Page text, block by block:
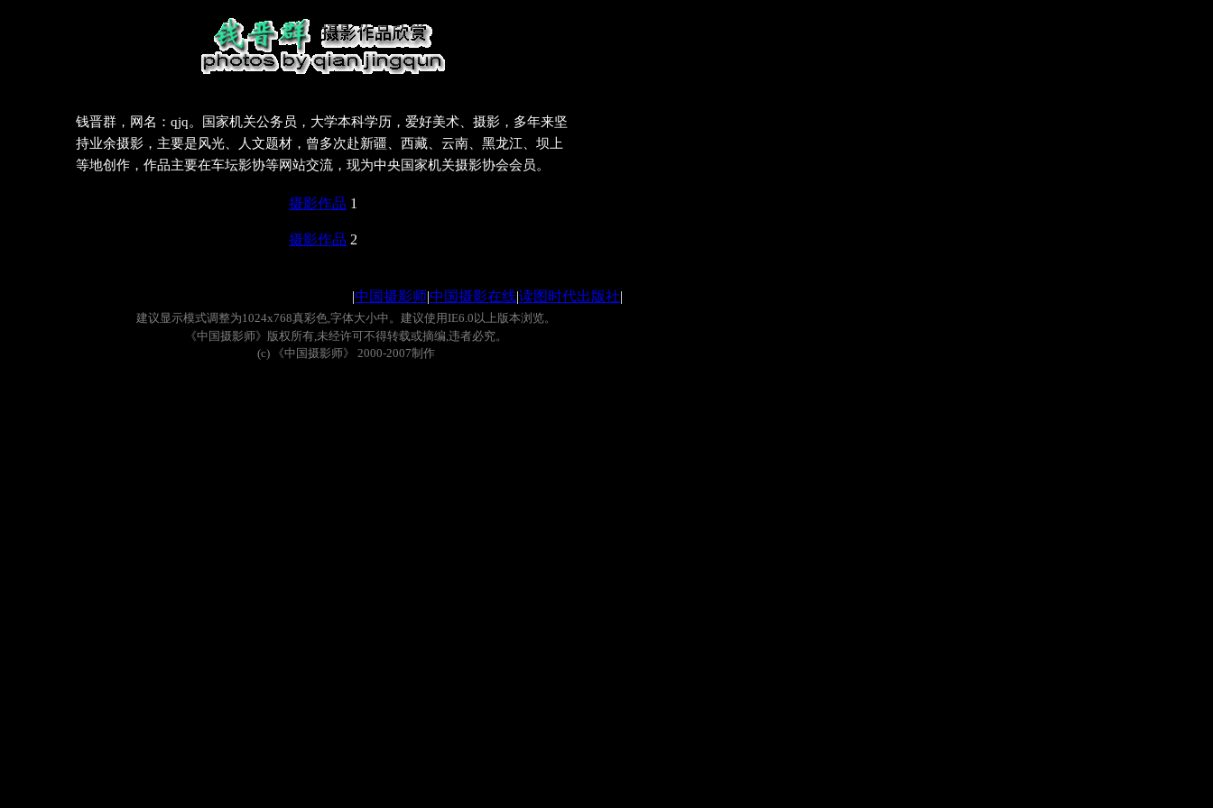
钱晋群，网名：qjq。国家机关公务员，大学本科学历，爱好美术、摄影，多年来坚
持业余摄影，主要是风光、人文题材，曾多次赴新疆、西藏、云南、黑龙江、坝上
等地创作，作品主要在车坛影协等网站交流，现为中央国家机关摄影协会会员。
摄影作品 1
摄影作品 2
|中国摄影师|中国摄影在线|读图时代出版社|
建议显示模式调整为1024x768真彩色,字体大小中。建议使用IE6.0 以上版本浏览。
《中国摄影师》版权所有,未经许可不得转载或摘编,违者必究。
(c)
《中国摄影师》 2000-2007制作